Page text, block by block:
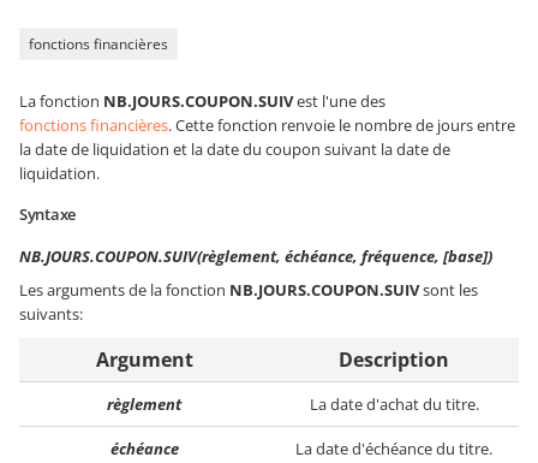
fonctions financières
La fonction NB.JOURS.COUPON.SUIVest l'une des
fonctions financières. Cette fonction renvoie le nombre de jours entre
la date de liquidation et la date du coupon suivant la date de
liquidation.
Syntaxe
NB.JOURS.COUPON.SUIV(règlement, échéance, fréquence, [base])
Les arguments de la fonction NB.JOURS.COUPON.SUIVsont les
suivants:
Argument Description
règlement La date d'achat du titre.
échéance La date d'échéance du titre.